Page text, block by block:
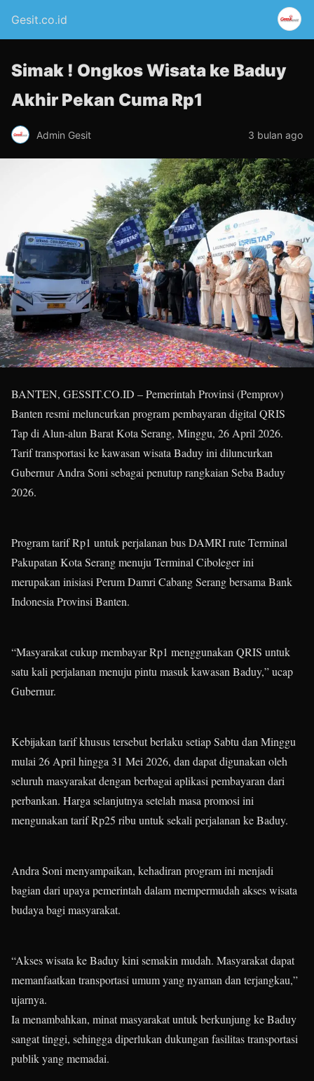
Gesit.co.id
Simak ! Ongkos Wisata ke Baduy
Akhir Pekan Cuma Rp1
Admin Gesit 3 bulan ago
BANTEN, GESSIT.CO.ID – Pemerintah Provinsi (Pemprov)
Banten resmi meluncurkan program pembayaran digital QRIS
Tap di Alun-alun Barat Kota Serang, Minggu, 26 April 2026.
Tarif transportasi ke kawasan wisata Baduy ini diluncurkan
Gubernur Andra Soni sebagai penutup rangkaian Seba Baduy
2026.
Program tarif Rp1 untuk perjalanan bus DAMRI rute Terminal
Pakupatan Kota Serang menuju Terminal Ciboleger ini
merupakan inisiasi Perum Damri Cabang Serang bersama Bank
Indonesia Provinsi Banten.
“Masyarakat cukup membayar Rp1 menggunakan QRIS untuk
satu kali perjalanan menuju pintu masuk kawasan Baduy,” ucap
Gubernur.
Kebijakan tarif khusus tersebut berlaku setiap Sabtu dan Minggu
mulai 26 April hingga 31 Mei 2026, dan dapat digunakan oleh
seluruh masyarakat dengan berbagai aplikasi pembayaran dari
perbankan. Harga selanjutnya setelah masa promosi ini
mengunakan tarif Rp25 ribu untuk sekali perjalanan ke Baduy.
Andra Soni menyampaikan, kehadiran program ini menjadi
bagian dari upaya pemerintah dalam mempermudah akses wisata
budaya bagi masyarakat.
“Akses wisata ke Baduy kini semakin mudah. Masyarakat dapat
memanfaatkan transportasi umum yang nyaman dan terjangkau,”
ujarnya.
Ia menambahkan, minat masyarakat untuk berkunjung ke Baduy
sangat tinggi, sehingga diperlukan dukungan fasilitas transportasi
publik yang memadai.